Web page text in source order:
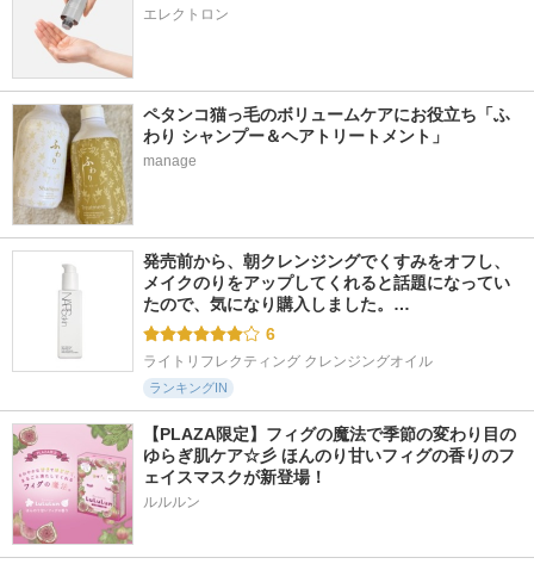
エレクトロン
ペタンコ猫っ毛のボリュームケアにお役立ち「ふ
わり シャンプー＆ヘアトリートメント」
manage
発売前から、朝クレンジングでくすみをオフし、
メイクのりをアップしてくれると話題になってい
たので、気になり購入しました。…
6
ライトリフレクティング クレンジングオイル
ランキングIN
【PLAZA限定】フィグの魔法で季節の変わり目の
ゆらぎ肌ケア☆彡 ほんのり甘いフィグの香りのフ
ェイスマスクが新登場！
ルルルン